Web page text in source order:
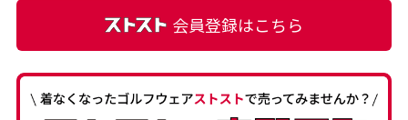
会員登録はこちら